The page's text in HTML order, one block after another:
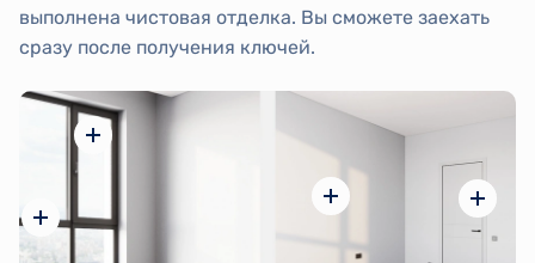
выполнена чистовая отделка. Вы сможете заехать
сразу после получения ключей.